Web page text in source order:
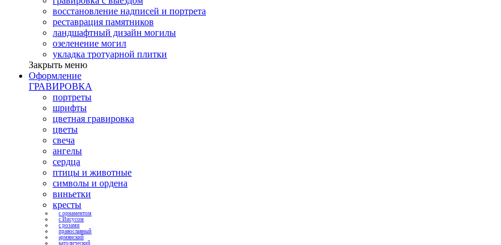
восстановление надписей и портрета
реставрация памятников
ландшафтный дизайн могилы
озеленение могил
укладка тротуарной плитки
Закрыть меню
Оформление
ГРАВИРОВКА
портреты
шрифты
цветная гравировка
цветы
свеча
ангелы
сердца
птицы и животные
символы и ордена
виньетки
кресты
с орнаментом
с Иисусом
с розами
православный
армянский
католический